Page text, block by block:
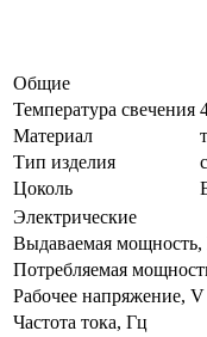
Общие
Температура свечения
Материал
Тип изделия
Цоколь
Электрические
Выдаваемая мощность,
Потребляемая
Рабочее напряжение, V
Частота тока, Гц